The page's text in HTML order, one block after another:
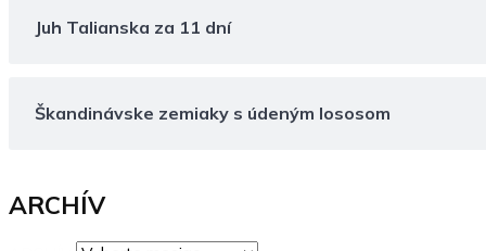
Juh Talianska za 11 dní
Škandinávske zemiaky s údeným lososom
ARCHÍV